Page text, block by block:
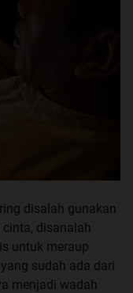
disalah gunakan
disanalah
untuk meraup
sudah ada dari
menjadi wadah